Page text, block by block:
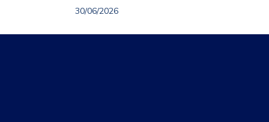
30/06/2026